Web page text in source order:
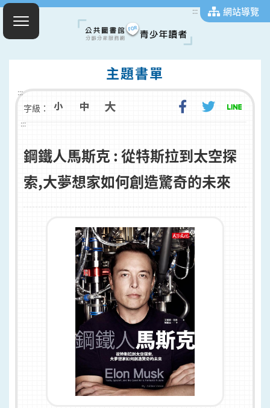
::: 網站導覽
主題書單
:::
字級：
:::
鋼鐵人馬斯克 : 從特斯拉到太空探
索,大夢想家如何創造驚奇的未來